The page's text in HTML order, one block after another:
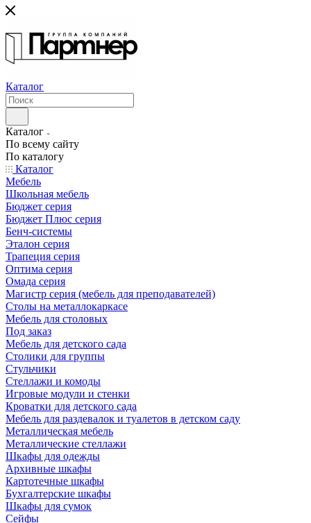
Каталог
Каталог
По всему сайту
По каталогу
Каталог
Мебель
Школьная мебель
Бюджет серия
Бюджет Плюс серия
Бенч-системы
Эталон серия
Трапеция серия
Оптима серия
Омада серия
Магистр серия (мебель для преподавателей)
Столы на металлокаркасе
Мебель для столовых
Под заказ
Мебель для детского сада
Столики для группы
Стульчики
Стеллажи и комоды
Игровые модули и стенки
Кроватки для детского сада
Мебель для раздевалок и туалетов в детском саду
Металлическая мебель
Металлические стеллажи
Шкафы для одежды
Архивные шкафы
Картотечные шкафы
Бухгалтерские шкафы
Шкафы для сумок
Сейфы